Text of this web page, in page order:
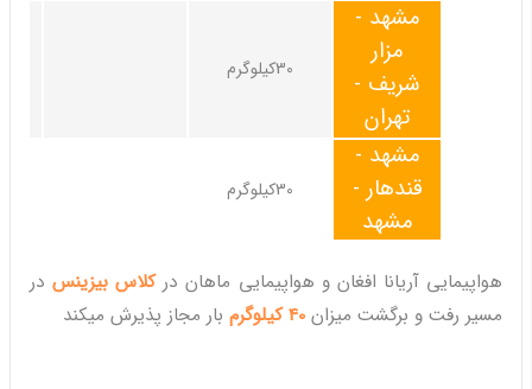
30کیلوگرم
مشهد -
مزار
شریف -
تهران
30کیلوگرم
مشهد -
قندهار -
مشهد
هواپیمایی آریانا افغان و هواپیمایی ماهان درکلاس بیزینس در
مسیر رفت و برگشت میزان 40 کیلوگرم بار مجاز پذیرش میکند